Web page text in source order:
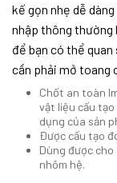
kế gọn nhẹ dễ
nhập thông thường
để bạn có thể
cần phải mở toang
Chốt an toàn
vật liệu cấu
dụng của sản
Được cấu tạo
Dùng được
nhôm hệ.